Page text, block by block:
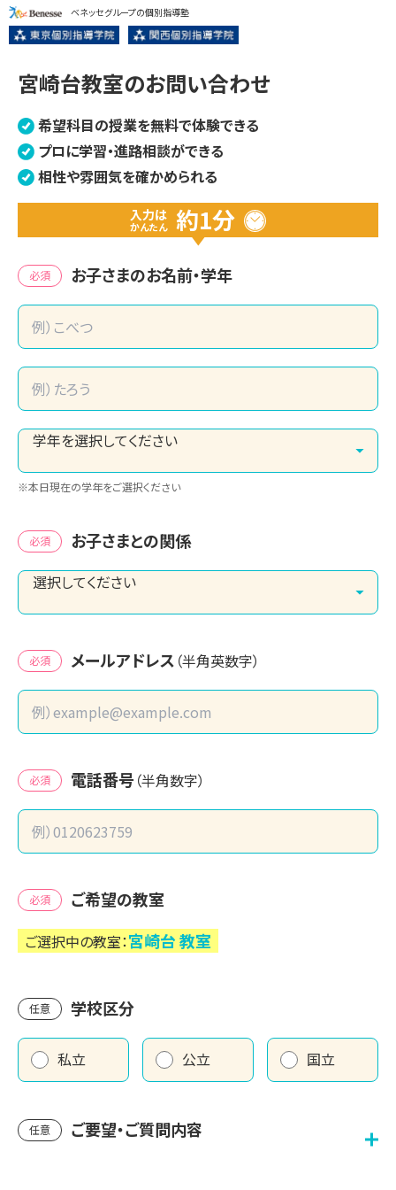
ベネッセグループの個別指導塾
宮崎台教室のお問い合わせ
希望科目の授業を無料で体験できる
プロに学習・進路相談ができる
相性や雰囲気を確かめられる
入力は
かんたん 約1分
必須 お子さまのお名前・学年
※本日現在の学年をご選択ください
必須 お子さまとの関係
必須 メールアドレス （半角英数字）
必須 電話番号 （半角数字）
必須 ご希望の教室
ご選択中の教室：宮崎台教室
任意 学校区分
私立 公立 国立
任意 ご要望・ご質問内容